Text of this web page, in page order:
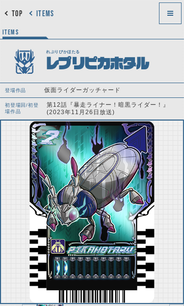
ITEMS
TOP
ITEMS
れぷりぴかほたる
レプリピカホタル
登場作品 仮面ライダーガッチャード
初登場回/初登
場作品
第12話『暴走ライナー！暗黒ライダー！』
(2023年11月26日放送)